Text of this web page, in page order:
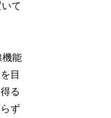
て
機能
目
る
ず